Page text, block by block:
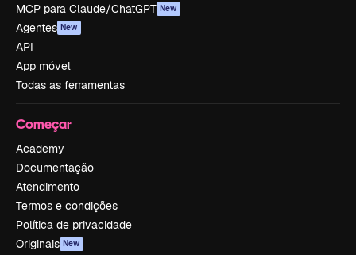
MCP para Claude/ChatGPT New
Agentes New
API
App móvel
Todas as ferramentas
Começar
Academy
Documentação
Atendimento
Termos e condições
Política de privacidade
Originais New